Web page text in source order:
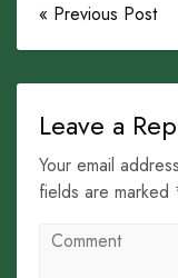
« Previous Post
Leave a
Your email
fields are marked